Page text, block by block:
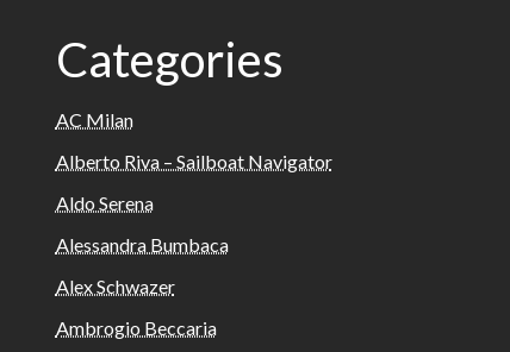
Categories
AC Milan
Alberto Riva – Sailboat Navigator
Aldo Serena
Alessandra Bumbaca
Alex Schwazer
Ambrogio Beccaria